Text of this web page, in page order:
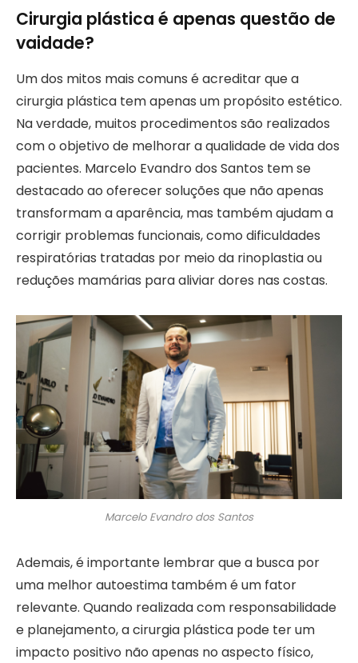
Cirurgia plástica é apenas questão de
vaidade?
Um dos mitos mais comuns é acreditar que a
cirurgia plástica tem apenas um propósito estético.
Na verdade, muitos procedimentos são realizados
com o objetivo de melhorar a qualidade de vida dos
pacientes. Marcelo Evandro dos Santos tem se
destacado ao oferecer soluções que não apenas
transformam a aparência, mas também ajudam a
corrigir problemas funcionais, como dificuldades
respiratórias tratadas por meio da rinoplastia ou
reduções mamárias para aliviar dores nas costas.
Marcelo Evandro dos Santos
Ademais, é importante lembrar que a busca por
uma melhor autoestima também é um fator
relevante. Quando realizada com responsabilidade
e planejamento, a cirurgia plástica pode ter um
impacto positivo não apenas no aspecto físico,